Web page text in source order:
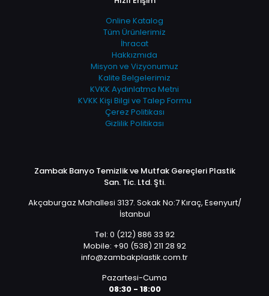
Online Katalog
Tüm Ürünlerimiz
İhracat
Hakkızmıda
Misyon ve Vizyonumuz
Kalite Belgelerimiz
KVKK Aydınlatma Metni
KVKK Kişi Bilgi ve Talep Formu
Çerez Politikası
Gizlilik Politikası
Zambak Banyo Temizlik ve Mutfak Gereçleri Plastik
San. Tic. Ltd. Şti.
Akçaburgaz Mahallesi 3137. Sokak No:7 Kıraç, Esenyurt/
İstanbul
Tel: 0 (212) 886 33 92
Mobile: +90 (538) 211 28 92
info@zambakplastik.com.tr
Pazartesi-Cuma
08:30 - 18:00